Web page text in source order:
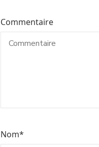
Commentaire
Nom*